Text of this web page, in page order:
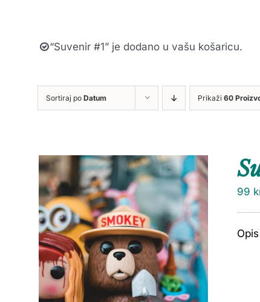
“Suvenir #1” je dodano u vašu košaricu.
Sortiraj po Datum Prikaži 60
99